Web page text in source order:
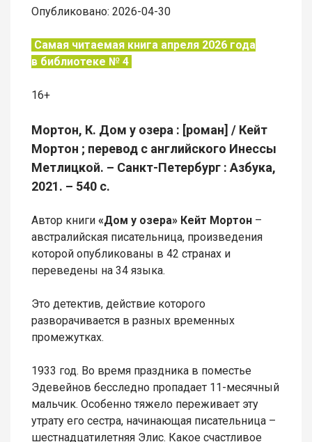
Опубликовано: 2026-04-30
Самая читаемая книга апреля 2026 года
в библиотеке № 4
16+
Мортон, К. Дом у озера : [роман] / Кейт
Мортон ; перевод с английского Инессы
Метлицкой. – Санкт-Петербург : Азбука,
2021. – 540 с.
Автор книги «Дом у озера» Кейт Мортон –
австралийская писательница, произведения
которой опубликованы в 42 странах и
переведены на 34 языка.
Это детектив, действие которого
разворачивается в разных временных
промежутках.
1933 год. Во время праздника в поместье
Эдевейнов бесследно пропадает 11-месячный
мальчик. Особенно тяжело переживает эту
утрату его сестра, начинающая писательница –
шестнадцатилетняя Элис. Какое счастливое